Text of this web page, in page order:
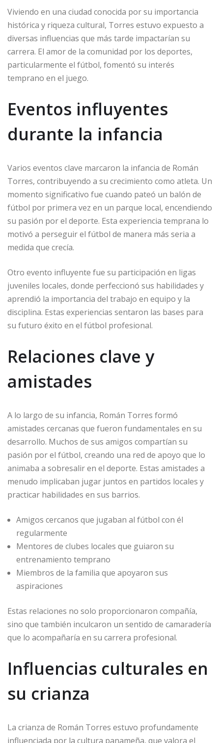
Viviendo en una ciudad conocida por su importancia
histórica y riqueza cultural, Torres estuvo expuesto a
diversas influencias que más tarde impactarían su
carrera. El amor de la comunidad por los deportes,
particularmente el fútbol, fomentó su interés
temprano en el juego.
Eventos influyentes
durante la infancia
Varios eventos clave marcaron la infancia de Román
Torres, contribuyendo a su crecimiento como atleta. Un
momento significativo fue cuando pateó un balón de
fútbol por primera vez en un parque local, encendiendo
su pasión por el deporte. Esta experiencia temprana lo
motivó a perseguir el fútbol de manera más seria a
medida que crecía.
Otro evento influyente fue su participación en ligas
juveniles locales, donde perfeccionó sus habilidades y
aprendió la importancia del trabajo en equipo y la
disciplina. Estas experiencias sentaron las bases para
su futuro éxito en el fútbol profesional.
Relaciones clave y
amistades
A lo largo de su infancia, Román Torres formó
amistades cercanas que fueron fundamentales en su
desarrollo. Muchos de sus amigos compartían su
pasión por el fútbol, creando una red de apoyo que lo
animaba a sobresalir en el deporte. Estas amistades a
menudo implicaban jugar juntos en partidos locales y
practicar habilidades en sus barrios.
Amigos cercanos que jugaban al fútbol con él
regularmente
Mentores de clubes locales que guiaron su
entrenamiento temprano
Miembros de la familia que apoyaron sus
aspiraciones
Estas relaciones no solo proporcionaron compañía,
sino que también inculcaron un sentido de camaradería
que lo acompañaría en su carrera profesional.
Influencias culturales en
su crianza
La crianza de Román Torres estuvo profundamente
influenciada por la cultura panameña, que valora el